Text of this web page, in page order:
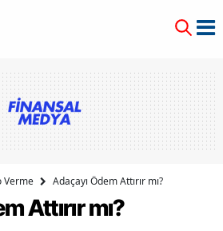
Verme Adaçayı Ödem Attırır mı?
Attırır mı?